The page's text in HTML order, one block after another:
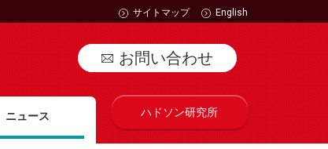
サイトマップ English
お問い合わせ
ニュース ハドソン研究所